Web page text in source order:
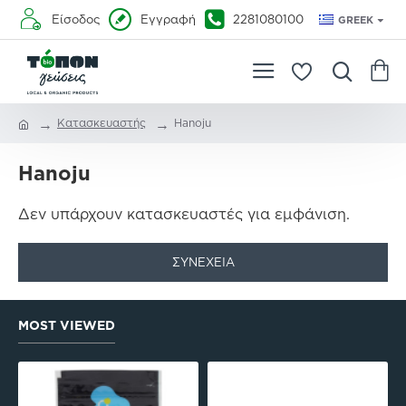
Είσοδος Εγγραφή 2281080100 GREEK
Κατασκευαστής Hanoju
Hanoju
Δεν υπάρχουν κατασκευαστές για εμφάνιση.
ΣΥΝΈΧΕΙΑ
MOST VIEWED